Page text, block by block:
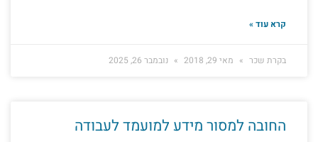
קרא עוד »
בקרת שכר מאי 29, 2018 נובמבר 26, 2025
החובה למסור מידע למועמד לעבודה